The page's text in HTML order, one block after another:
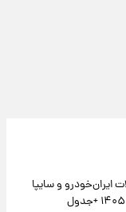
ایران‌خودرو و سایپا